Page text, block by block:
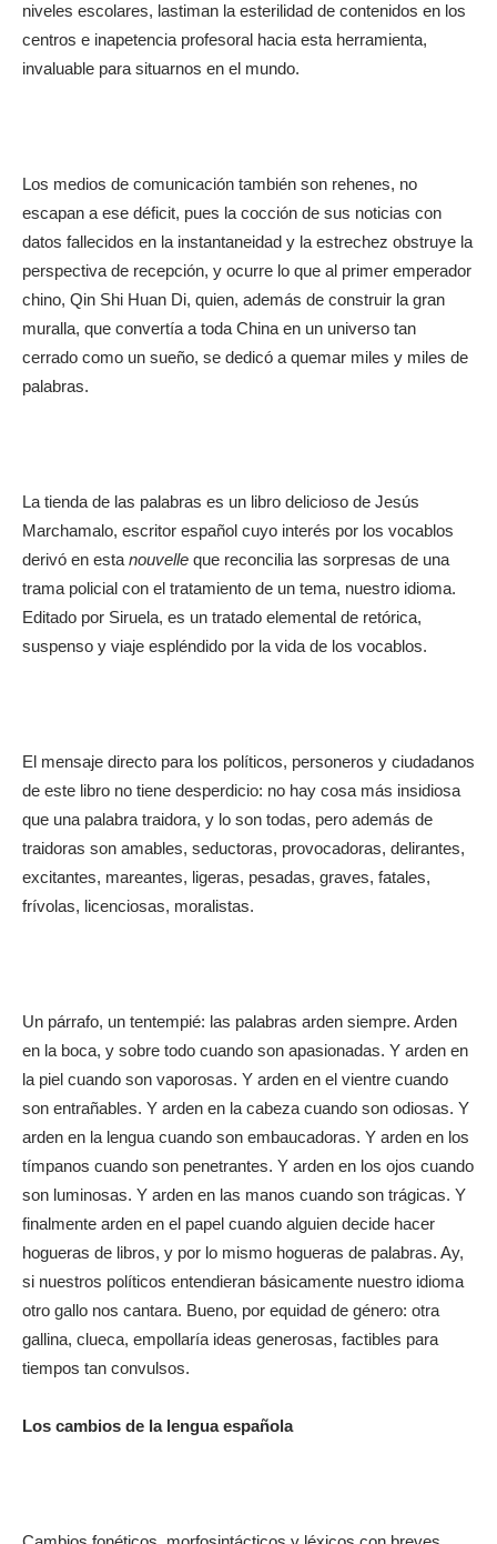
niveles escolares, lastiman la esterilidad de contenidos en los
centros e inapetencia profesoral hacia esta herramienta,
invaluable para situarnos en el mundo.
Los medios de comunicación también son rehenes, no
escapan a ese déficit, pues la cocción de sus noticias con
datos fallecidos en la instantaneidad y la estrechez obstruye la
perspectiva de recepción, y ocurre lo que al primer emperador
chino, Qin Shi Huan Di, quien, además de construir la gran
muralla, que convertía a toda China en un universo tan
cerrado como un sueño, se dedicó a quemar miles y miles de
palabras.
La tienda de las palabras es un libro delicioso de Jesús
Marchamalo, escritor español cuyo interés por los vocablos
derivó en esta nouvelle que reconcilia las sorpresas de una
trama policial con el tratamiento de un tema, nuestro idioma.
Editado por Siruela, es un tratado elemental de retórica,
suspenso y viaje espléndido por la vida de los vocablos.
El mensaje directo para los políticos, personeros y ciudadanos
de este libro no tiene desperdicio: no hay cosa más insidiosa
que una palabra traidora, y lo son todas, pero además de
traidoras son amables, seductoras, provocadoras, delirantes,
excitantes, mareantes, ligeras, pesadas, graves, fatales,
frívolas, licenciosas, moralistas.
Un párrafo, un tentempié: las palabras arden siempre. Arden
en la boca, y sobre todo cuando son apasionadas. Y arden en
la piel cuando son vaporosas. Y arden en el vientre cuando
son entrañables. Y arden en la cabeza cuando son odiosas. Y
arden en la lengua cuando son embaucadoras. Y arden en los
tímpanos cuando son penetrantes. Y arden en los ojos cuando
son luminosas. Y arden en las manos cuando son trágicas. Y
finalmente arden en el papel cuando alguien decide hacer
hogueras de libros, y por lo mismo hogueras de palabras. Ay,
si nuestros políticos entendieran básicamente nuestro idioma
otro gallo nos cantara. Bueno, por equidad de género: otra
gallina, clueca, empollaría ideas generosas, factibles para
tiempos tan convulsos.
Los cambios de la lengua española